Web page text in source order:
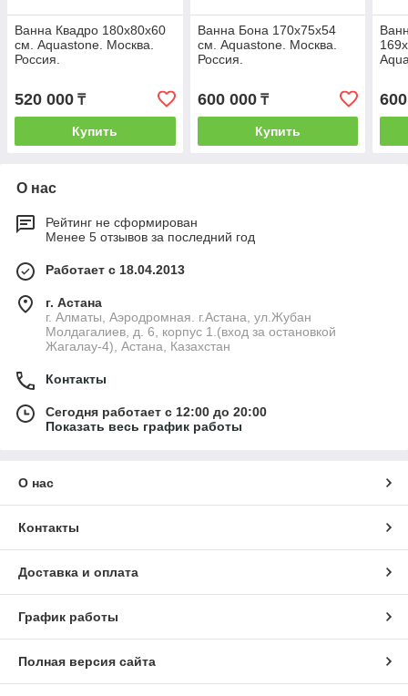
Ванна Квадро 180х80х60
см. Aquastone. Москва.
Россия.
520 000 ₸
Купить
Ванна Бона 170х75х54
см. Aquastone. Москва.
Россия.
600 000₸
Купить
О нас
Рейтинг не сформирован
Менее 5 отзывов за последний год
Работает с 18.04.2013
г. Астана
г. Алматы, Аэродромная. г.Астана, ул.Жубан
Молдагалиев, д. 6, корпус 1.(вход за остановкой
Жагалау-4), Астана, Казахстан
Контакты
Сегодня работает с 12:00 до 20:00
Показать весь график работы
О нас
Контакты
Доставка и оплата
График работы
Полная версия сайта